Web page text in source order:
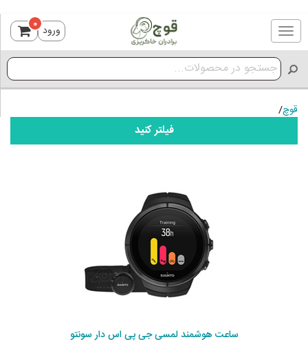
Toggle
navigation
ورود 0
قوچ/
فیلتر کنید
ساعت هوشمند لمسی جی پی اس دار سونتو